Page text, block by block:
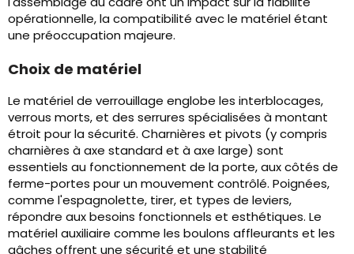
opérationnelle, la compatibilité avec le matériel étant
une préoccupation majeure.
Choix de matériel
Le matériel de verrouillage englobe les interblocages,
verrous morts, et des serrures spécialisées à montant
étroit pour la sécurité. Charnières et pivots (y compris
charnières à axe standard et à axe large) sont
essentiels au fonctionnement de la porte, aux côtés de
ferme-portes pour un mouvement contrôlé. Poignées,
comme l'espagnolette, tirer, et types de leviers,
répondre aux besoins fonctionnels et esthétiques. Le
matériel auxiliaire comme les boulons affleurants et les
gâches offrent une sécurité et une stabilité